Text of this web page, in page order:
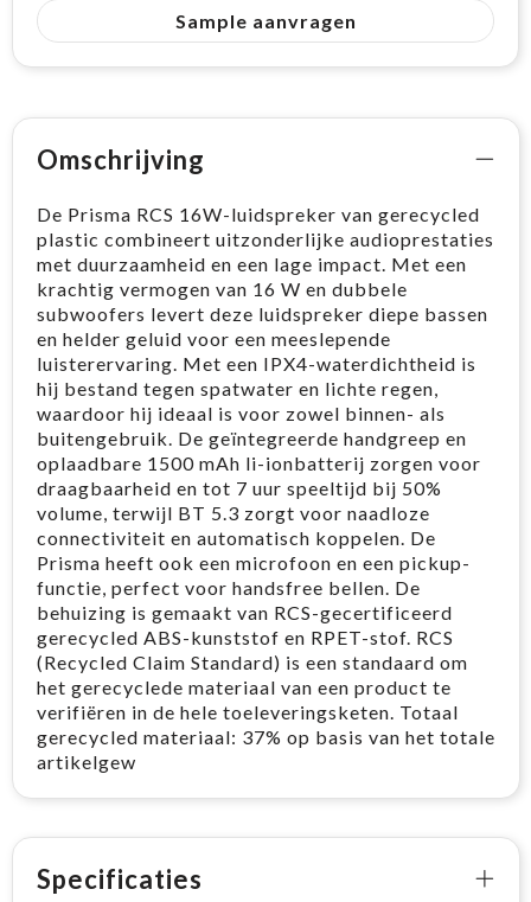
Sample aanvragen
Omschrijving
De Prisma RCS 16W-luidspreker van gerecycled
plastic combineert uitzonderlijke audioprestaties
met duurzaamheid en een lage impact. Met een
krachtig vermogen van 16 W en dubbele
subwoofers levert deze luidspreker diepe bassen
en helder geluid voor een meeslepende
luisterervaring. Met een IPX4-waterdichtheid is
hij bestand tegen spatwater en lichte regen,
waardoor hij ideaal is voor zowel binnen- als
buitengebruik. De geïntegreerde handgreep en
oplaadbare 1500 mAh li-ionbatterij zorgen voor
draagbaarheid en tot 7 uur speeltijd bij 50%
volume, terwijl BT 5.3 zorgt voor naadloze
connectiviteit en automatisch koppelen. De
Prisma heeft ook een microfoon en een pickup-
functie, perfect voor handsfree bellen. De
behuizing is gemaakt van RCS-gecertificeerd
gerecycled ABS-kunststof en RPET-stof. RCS
(Recycled Claim Standard) is een standaard om
het gerecyclede materiaal van een product te
verifiëren in de hele toeleveringsketen. Totaal
gerecycled materiaal: 37% op basis van het totale
artikelgew
Specificaties